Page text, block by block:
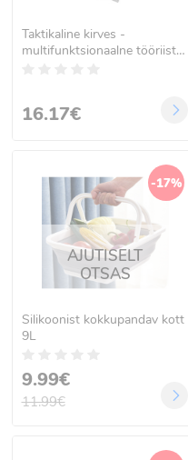
Taktikaline kirves -
multifunktsionaalne tööriist
16.17€
-17%
AJUTISELT
OTSAS
Silikoonist kokkupandav kott
9L
9.99€
11.99€